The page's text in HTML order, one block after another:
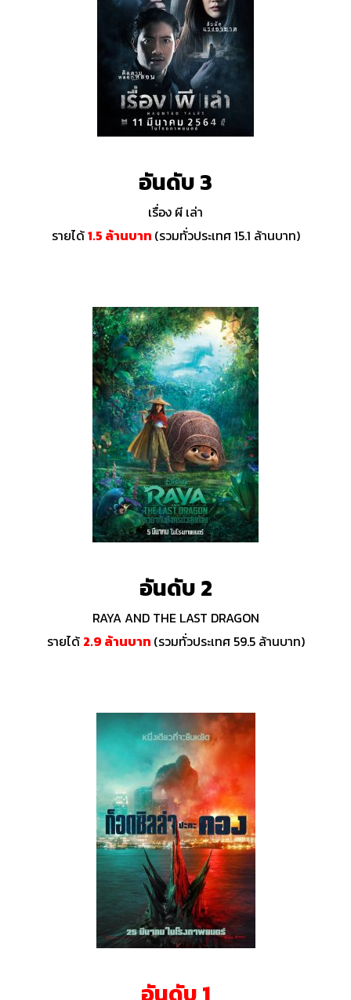
อันดับ 3
เรื่อง ผี เล่า
รายได้1.5 ล้านบาท (รวมทั่วประเทศ 15.1 ล้านบาท)
อันดับ 2
RAYA AND THE LAST DRAGON
รายได้ 2.9 ล้านบาท (รวมทั่วประเทศ 59.5 ล้านบาท)